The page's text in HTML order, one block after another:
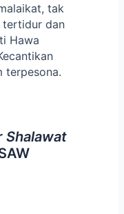
tak
tertidur dan
Hawa
terpesona.
Shalawat